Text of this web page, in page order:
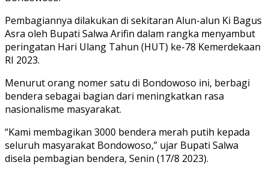
Pembagiannya dilakukan di sekitaran Alun-alun Ki Bagus
Asra oleh Bupati Salwa Arifin dalam rangka menyambut
peringatan Hari Ulang Tahun (HUT) ke-78 Kemerdekaan
RI 2023.
Menurut orang nomer satu di Bondowoso ini, berbagi
bendera sebagai bagian dari meningkatkan rasa
nasionalisme masyarakat.
“Kami membagikan 3000 bendera merah putih kepada
seluruh masyarakat Bondowoso,” ujar Bupati Salwa
disela pembagian bendera, Senin (17/8 2023).